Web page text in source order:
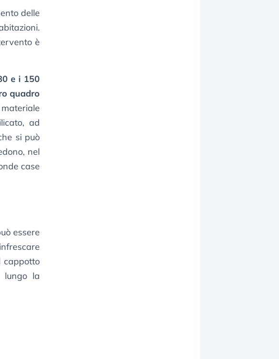
delle
è
e i 150
quadro
ad
si può
nel
case
essere
cappotto
lungo la